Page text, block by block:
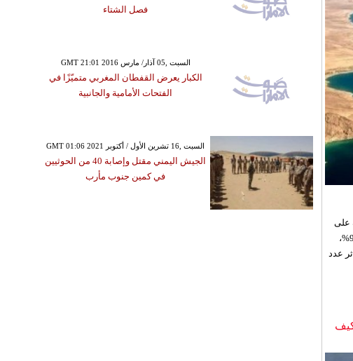
على
التجارة العالمية، مع تراجع صادرات الغاز الطبيعي المسال بنسبة 95%،
فضلًا عن تأثر عدد
فصل الشتاء
GMT 21:01 2016 السبت ,05 آذار/ مارس
الكبار يعرض القفطان المغربي متميّزًا في
الفتحات الأمامية والجانبية
GMT 01:06 2021 السبت ,16 تشرين الأول / أكتوبر
الجيش اليمني مقتل وإصابة 40 من الحوثيين
في كمين جنوب مأرب